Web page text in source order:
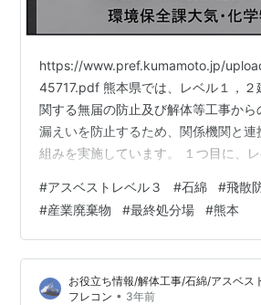
https://www.pref.kumamoto.jp/
45717.pdf 熊本県では、レベル１，２
関する無届の防止及び解体等工事から
漏えいを防止するため、関係機関と連
組みを実施しています。 １つ目に、
規則に基づき労働基準監督署に提出さ
し、合同での立ち入りや指導時の連携
２つ目に、解体等工事に関する建設
情報を所管課から提供いただき、解
立てることで、レベル１，２建材の
#アスベストレベル３ #石綿 #飛散
#産業廃棄物 #最終処分場 #熊本
お役立ち情報/解体工事/石綿/アスベス
フレコン • 3年前